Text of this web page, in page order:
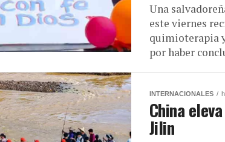
Una
este viernes
quimioterapia
por haber
INTERNACIONALES
China
Jilin